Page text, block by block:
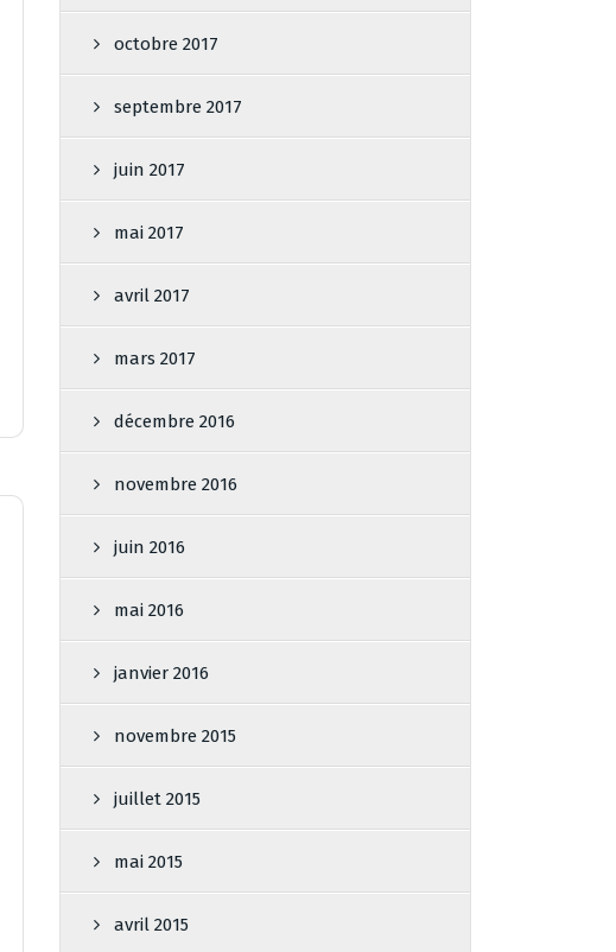
octobre 2017
septembre 2017
juin 2017
mai 2017
avril 2017
mars 2017
décembre 2016
novembre 2016
juin 2016
mai 2016
janvier 2016
novembre 2015
juillet 2015
mai 2015
avril 2015